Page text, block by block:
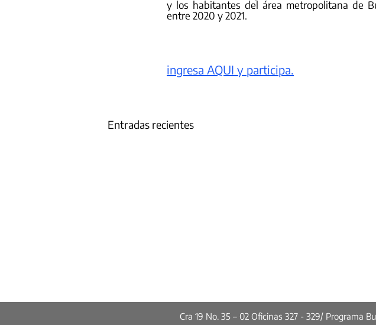
y los habitantes del área metropolitana de
entre 2020 y 2021.
ingresa AQUI y participa.
Entradas recientes
Cra 19 No. 35 – 02 Oficinas 327 - 329/ Programa